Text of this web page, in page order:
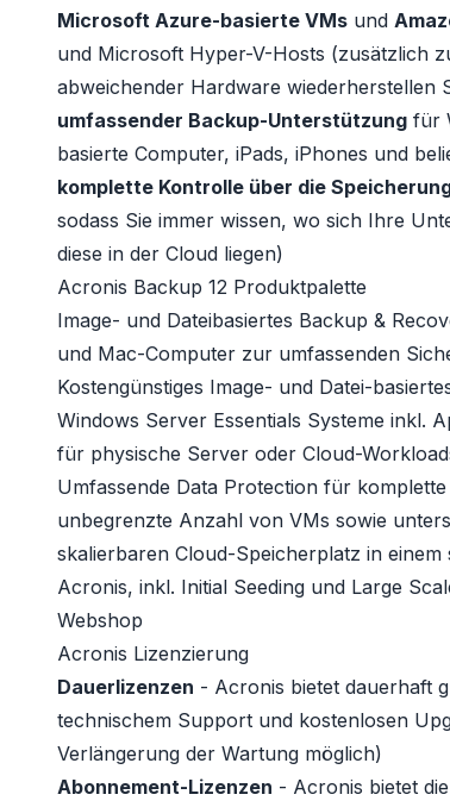
Microsoft Azure-basierte VMs und
und Microsoft Hyper-V-Hosts (zusätzlich
abweichender Hardware wiederherstellen
umfassender Backup-Unterstützung für
basierte Computer, iPads, iPhones und
komplette Kontrolle über die
sodass Sie immer wissen, wo sich Ihre
diese in der Cloud liegen)
Acronis Backup 12 Produktpalette
Image- und Dateibasiertes Backup &
und Mac-Computer zur umfassenden
Kostengünstiges Image- und Datei-
Windows Server Essentials Systeme inkl.
für physische Server oder Cloud-
Umfassende Data Protection für
unbegrenzte Anzahl von VMs sowie
skalierbaren Cloud-Speicherplatz in
Acronis, inkl. Initial Seeding und Large
Webshop
Acronis Lizenzierung
Dauerlizenzen - Acronis bietet dauerhaft
technischem Support und kostenlosen
Verlängerung der Wartung möglich)
Abonnement-Lizenzen - Acronis bietet